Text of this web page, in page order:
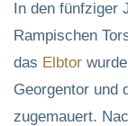
In den fünfziger
Rampischen
das Elbtor
Georgentor und
zugemauert.